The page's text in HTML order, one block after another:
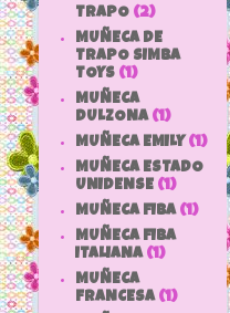
TRAPO (2)
MUÑECA DE
TRAPO SIMBA
TOYS (1)
MUÑECA
DULZONA (1)
MUÑECA EMILY (1)
MUÑECA ESTADO
UNIDENSE (1)
MUÑECA FIBA (1)
MUÑECA FIBA
ITALIANA (1)
MUÑECA
FRANCESA (1)